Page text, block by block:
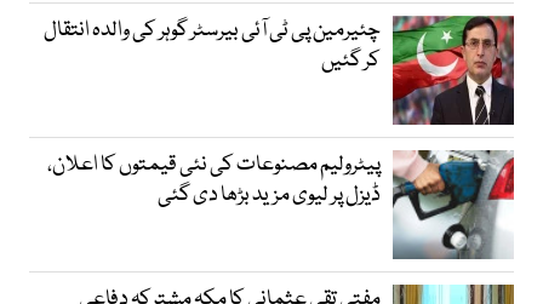
چئیرمین پی ٹی آئی بیرسٹر گوہر کی والدہ انتقال
کر گئیں
پیٹرولیم مصنوعات کی نئی قیمتوں کا اعلان،
ڈیزل پر لیوی مزید بڑھا دی گئی